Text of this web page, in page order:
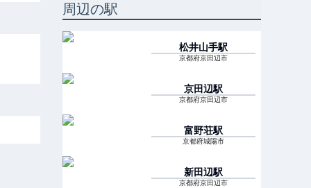
周辺の駅
松井山手駅
京都府京田辺市
京田辺駅
京都府京田辺市
富野荘駅
京都府城陽市
新田辺駅
京都府京田辺市